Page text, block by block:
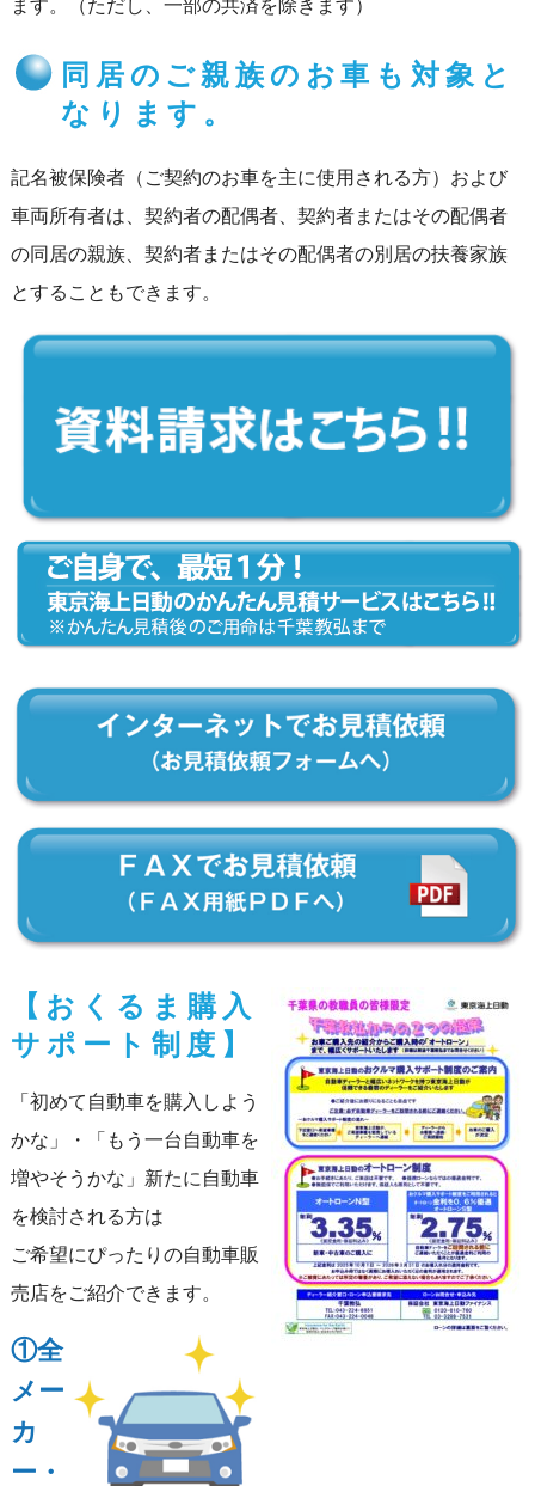
ます。（ただし、一部の共済を除きます）
同居のご親族のお車も対象と
なります。
記名被保険者（ご契約のお車を主に使用される方）および
車両所有者は、契約者の配偶者、契約者またはその配偶者
の同居の親族、契約者またはその配偶者の別居の扶養家族
とすることもできます。
【おくるま購入
サポート制度】
「初めて自動車を購入しよう
かな」・「もう一台自動車を
増やそうかな」新たに自動車
を検討される方は
ご希望にぴったりの自動車販
売店をご紹介できます。
①全
メー
カ
ー・